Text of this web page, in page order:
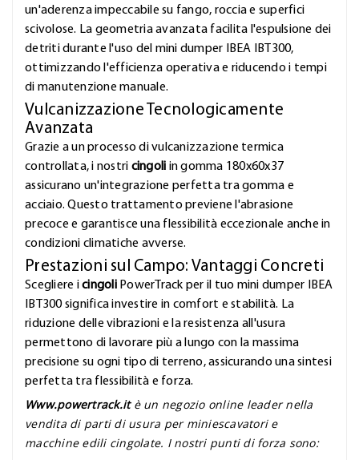
un'aderenza impeccabile su fango, roccia e superfici
scivolose. La geometria avanzata facilita l'espulsione dei
detriti durante l'uso del mini dumper IBEA IBT300,
ottimizzando l'efficienza operativa e riducendo i tempi
di manutenzione manuale.
Vulcanizzazione Tecnologicamente
Avanzata
Grazie a un processo di vulcanizzazione termica
controllata, i nostri cingoli in gomma 180x60x37
assicurano un'integrazione perfetta tra gomma e
acciaio. Questo trattamento previene l'abrasione
precoce e garantisce una flessibilità eccezionale anche in
condizioni climatiche avverse.
Prestazioni sul Campo: Vantaggi Concreti
Scegliere icingoliPowerTrack per il tuo mini dumper IBEA
IBT300 significa investire in comfort e stabilità. La
riduzione delle vibrazioni e la resistenza all'usura
permettono di lavorare più a lungo con la massima
precisione su ogni tipo di terreno, assicurando una sintesi
perfetta tra flessibilità e forza.
Www.powertrack.it è un negozio online leader nella
vendita di parti di usura per miniescavatori e
macchine edili cingolate. I nostri punti di forza sono: